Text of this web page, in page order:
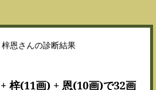
梓(11画) + 恩(10画)で32画